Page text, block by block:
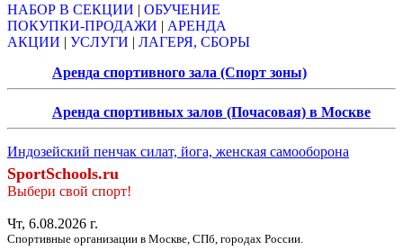
НАБОР В СЕКЦИИ | ОБУЧЕНИЕ
ПОКУПКИ-ПРОДАЖИ | АРЕНДА
АКЦИИ | УСЛУГИ | ЛАГЕРЯ, СБОРЫ
Аренда спортивного зала (Спорт зоны)
Аренда спортивных залов (Почасовая) в Москве
Индозейский пенчак силат, йога, женская самооборона
SportSchools.ru
Выбери свой спорт!
Чт, 6.08.2026 г.
Спортивные организации в Москве, СПб, городах России.